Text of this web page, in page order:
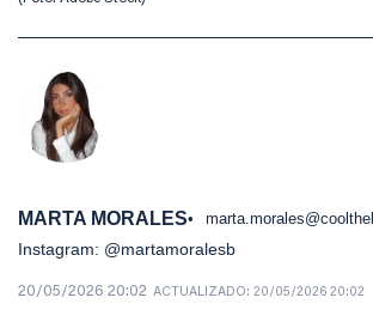
MARTA MORALES
Instagram: @martamoralesb
20/05/2026 20:02 ACTUALIZADO: 20/05/2026 20:02